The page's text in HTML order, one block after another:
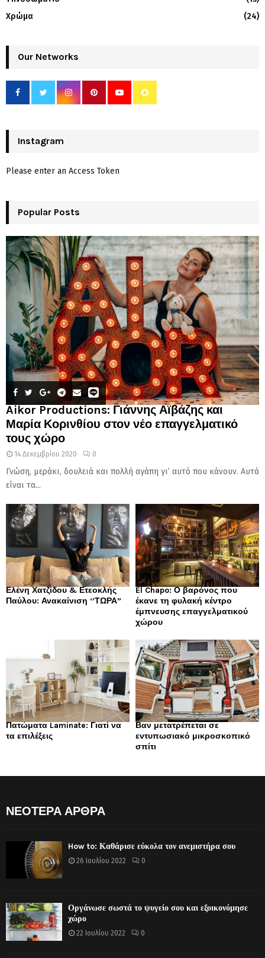
Χρώμα
(24)
Our Networks
Instagram
Please enter an Access Token
Popular Posts
Aikor Productions: Γιάννης Αϊβάζης και
Μαρία Κορινθίου στον νέο επαγγελματικό
τους χώρο
14 Δεκεμβρίου 2020 0
Γνώση, μεράκι, δουλειά και πολλή αγάπη γι’ αυτό που κάνουν. Αυτά
είναι τα...
Ελένη Χατζίδου & Ετεοκλής
Παύλου: Ανακαίνιση ‘’ΤΩΡΑ”
El Chapo: Ο βαρόνος που
έκανε τη φυλακή κέντρο
έμπνευσης επαγγελματικού
χώρου
Πατώματα Laminate: Γιατί να
τα επιλέξεις
Βαν μετατρέπεται σε
εντυπωσιακό μικροσκοπικό
σπίτι
ΝΕΟΤΕΡΑ ΑΡΘΡΑ
How to: Καθάρισε εύκολα τον ανεμιστήρα σου
26 Ιουλίου 2022 0
Οργάνωσε σωστά το ψυγείο σου και εξοικονόμησε
χώρο
22 Ιουλίου 2022 0